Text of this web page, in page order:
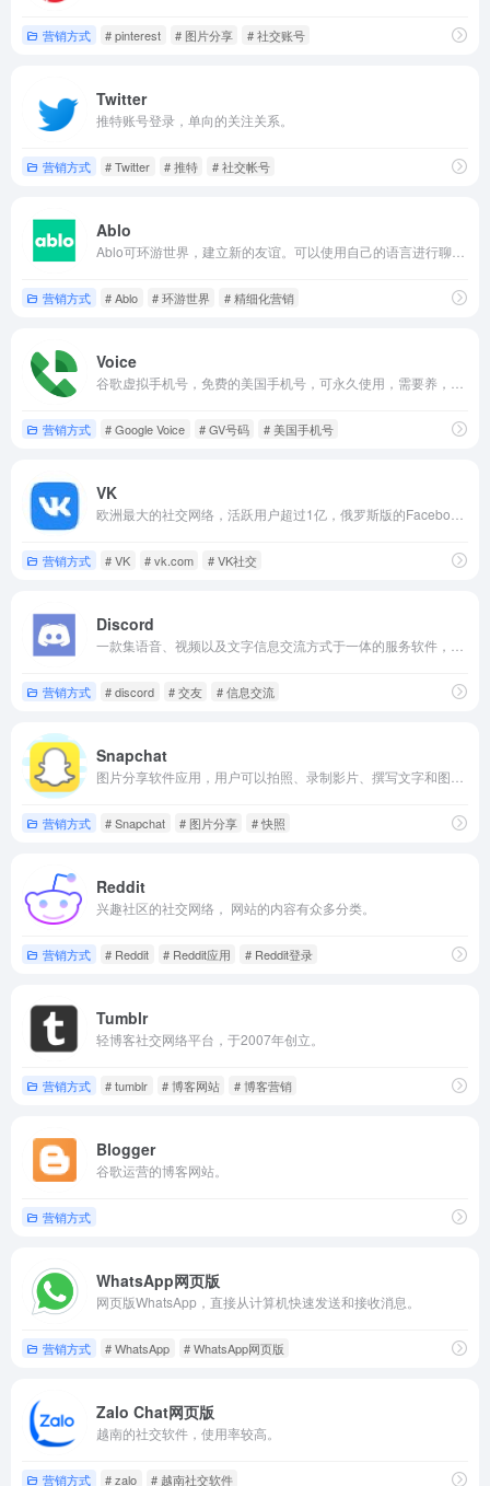
营销方式 # pinterest # 图片分享 # 社交账号
Twitter
推特账号登录，单向的关注关系。
营销方式 # Twitter # 推特 # 社交帐号
Ablo
营销方式 # Ablo # 环游世界 # 精细化营销
Voice
营销方式 # Google Voice # GV号码 # 美国手机号
VK
营销方式 # VK # vk.com # VK社交
Discord
营销方式 # discord # 交友 # 信息交流
Snapchat
营销方式 # Snapchat # 图片分享 # 快照
Reddit
兴趣社区的社交网络， 网站的内容有众多分类。
营销方式 # Reddit # Reddit应用 # Reddit登录
Tumblr
轻博客社交网络平台，于2007年创立。
营销方式 # tumblr # 博客网站 # 博客营销
Blogger
谷歌运营的博客网站。
营销方式
WhatsApp网页版
网页版WhatsApp，直接从计算机快速发送和接收消息。
营销方式 # WhatsApp # WhatsApp网页版
Zalo Chat网页版
越南的社交软件，使用率较高。
营销方式 # zalo # 越南社交软件